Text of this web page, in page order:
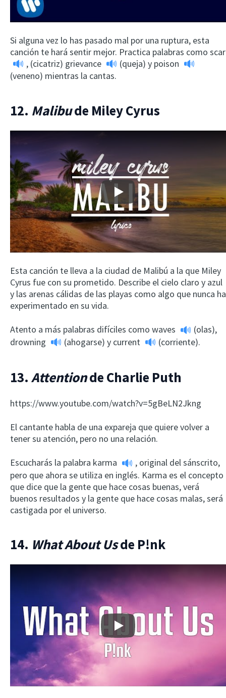
Si alguna vez lo has pasado mal por una ruptura, esta
canción te hará sentir mejor. Practica palabras como scar
, (cicatriz) grievance (queja) y poison
(veneno) mientras la cantas.
12. Malibude Miley Cyrus
Play
Esta canción te lleva a la ciudad de Malibú a la que Miley
Cyrus fue con su prometido. Describe el cielo claro y azul
y las arenas cálidas de las playas como algo que nunca ha
experimentado en su vida.
Atento a más palabras difíciles como waves
(olas),
drowning
(ahogarse) y current (corriente).
13. Attentionde Charlie Puth
https://www.youtube.com/watch?v=5gBeLN2Jkng
El cantante habla de una expareja que quiere volver a
tener su atención, pero no una relación.
Escucharás la palabra karma
, original del sánscrito,
pero que ahora se utiliza en inglés. Karma es el concepto
que dice que la gente que hace cosas buenas, verá
buenos resultados y la gente que hace cosas malas, será
castigada por el universo.
14. What About Usde P!nk
Play